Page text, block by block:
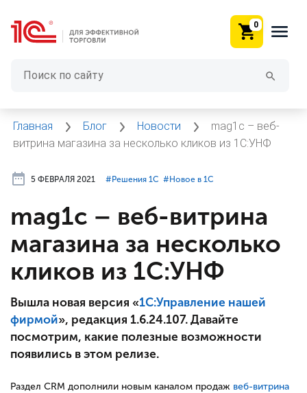
0
Главная Блог Новости
mag1c – веб-
витрина магазина за несколько кликов из 1С:УНФ
5 ФЕВРАЛЯ 2021 #⁣Решения 1С #⁣Новое в 1С
mag1c – веб-витрина
магазина за несколько
кликов из 1С:УНФ
Вышла новая версия «1С:Управление нашей
фирмой», редакция 1.6.24.107. Давайте
посмотрим, какие полезные возможности
появились в этом релизе.
Раздел CRM дополнили новым каналом продаж веб-витрина